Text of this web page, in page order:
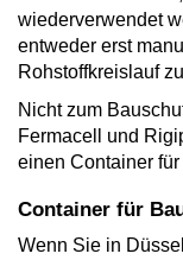
wiederverwendet
entweder erst
Rohstoffkreislauf
Nicht zum
Fermacell und
einen Container
Container für
Wenn Sie in